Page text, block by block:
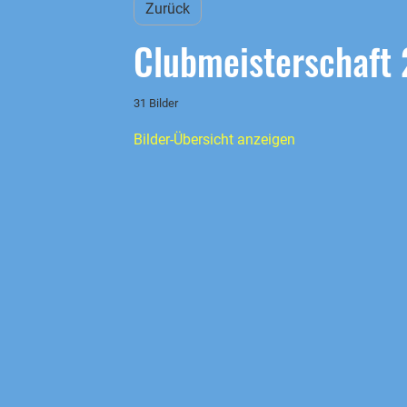
Zurück
Clubmeisterschaft
31 Bilder
Bilder-Übersicht anzeigen